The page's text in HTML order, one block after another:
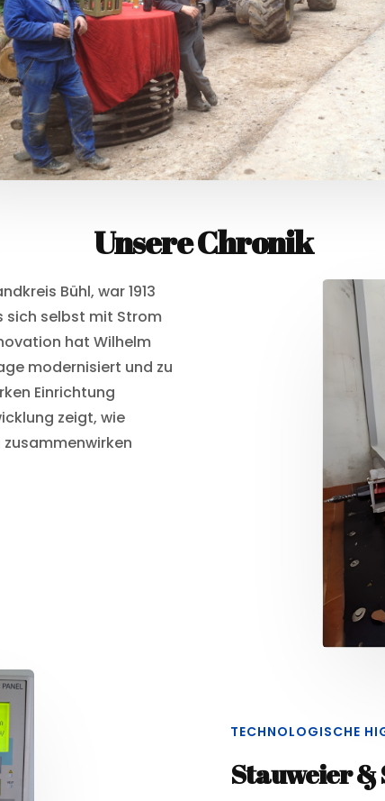
Unsere Chronik
Bühl, war 1913
sich selbst mit Strom
hat Wilhelm
modernisiert und zu
Einrichtung
zeigt, wie
TECHNOLOGISCHE
Stauweier &